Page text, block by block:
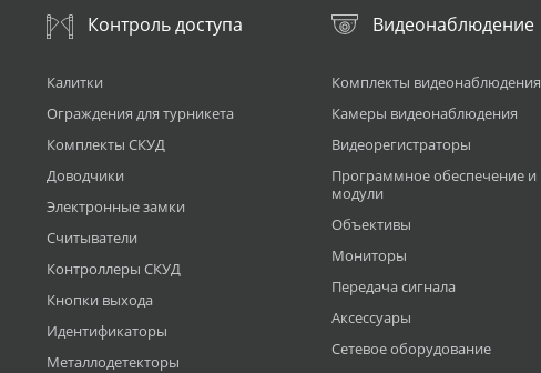
Контроль доступа
Калитки
Ограждения для турникета
Комплекты СКУД
Доводчики
Электронные замки
Считыватели
Контроллеры СКУД
Кнопки выхода
Идентификаторы
Металлодетекторы
Видеонаблюдение
Комплекты видеонаблюдения
Камеры видеонаблюдения
Видеорегистраторы
Программное обеспечение и
модули
Объективы
Мониторы
Передача сигнала
Аксессуары
Сетевое оборудование